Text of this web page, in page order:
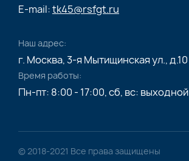
E-mail:tk45@rsfgt.ru
Наш адрес:
г. Москва, 3-я Мытищинская ул., д.10
Время работы:
Пн-пт: 8:00 - 17:00, сб, вс: выходной
© 2018-2021 Все права защищены